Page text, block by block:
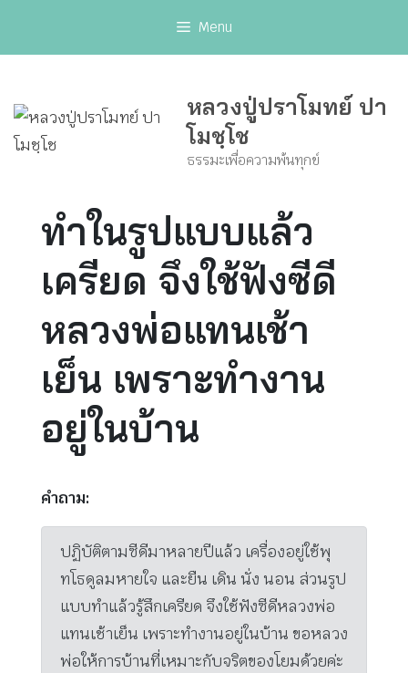
Menu
หลวงปู่ปราโมทย์ ปา
โมชฺโช
ธรรมะเพื่อความพ้นทุกข์
ทำในรูปแบบแล้ว
เครียด จึงใช้ฟังซีดี
หลวงพ่อแทนเช้า
เย็น เพราะทำงาน
อยู่ในบ้าน
คำถาม:
ปฏิบัติตามซีดีมาหลายปีแล้ว เครื่องอยู่ใช้พุ
ทโธดูลมหายใจ และยืน เดิน นั่ง นอน ส่วนรูป
แบบทำแล้วรู้สึกเครียด จึงใช้ฟังซีดีหลวงพ่อ
แทนเช้าเย็น เพราะทำงานอยู่ในบ้าน ขอหลวง
พ่อให้การบ้านที่เหมาะกับจริตของโยมด้วยค่ะ